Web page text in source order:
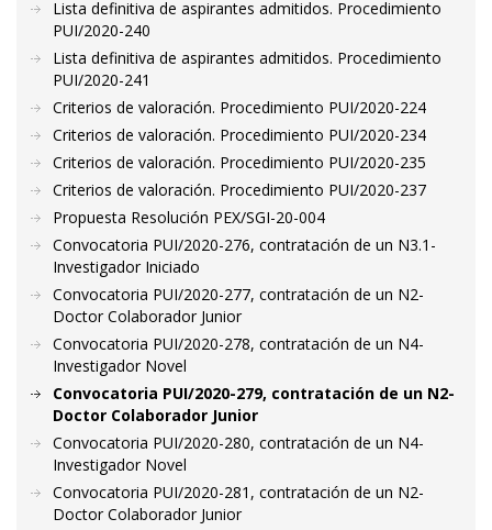
Lista definitiva de aspirantes admitidos. Procedimiento
PUI/2020-240
Lista definitiva de aspirantes admitidos. Procedimiento
PUI/2020-241
Criterios de valoración. Procedimiento PUI/2020-224
Criterios de valoración. Procedimiento PUI/2020-234
Criterios de valoración. Procedimiento PUI/2020-235
Criterios de valoración. Procedimiento PUI/2020-237
Propuesta Resolución PEX/SGI-20-004
Convocatoria PUI/2020-276, contratación de un N3.1-
Investigador Iniciado
Convocatoria PUI/2020-277, contratación de un N2-
Doctor Colaborador Junior
Convocatoria PUI/2020-278, contratación de un N4-
Investigador Novel
Convocatoria PUI/2020-279, contratación de un N2-
Doctor Colaborador Junior
Convocatoria PUI/2020-280, contratación de un N4-
Investigador Novel
Convocatoria PUI/2020-281, contratación de un N2-
Doctor Colaborador Junior